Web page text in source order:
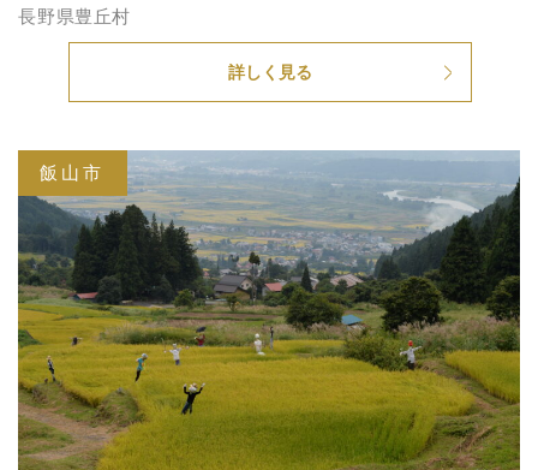
長野県豊丘村
詳しく見る
飯山市